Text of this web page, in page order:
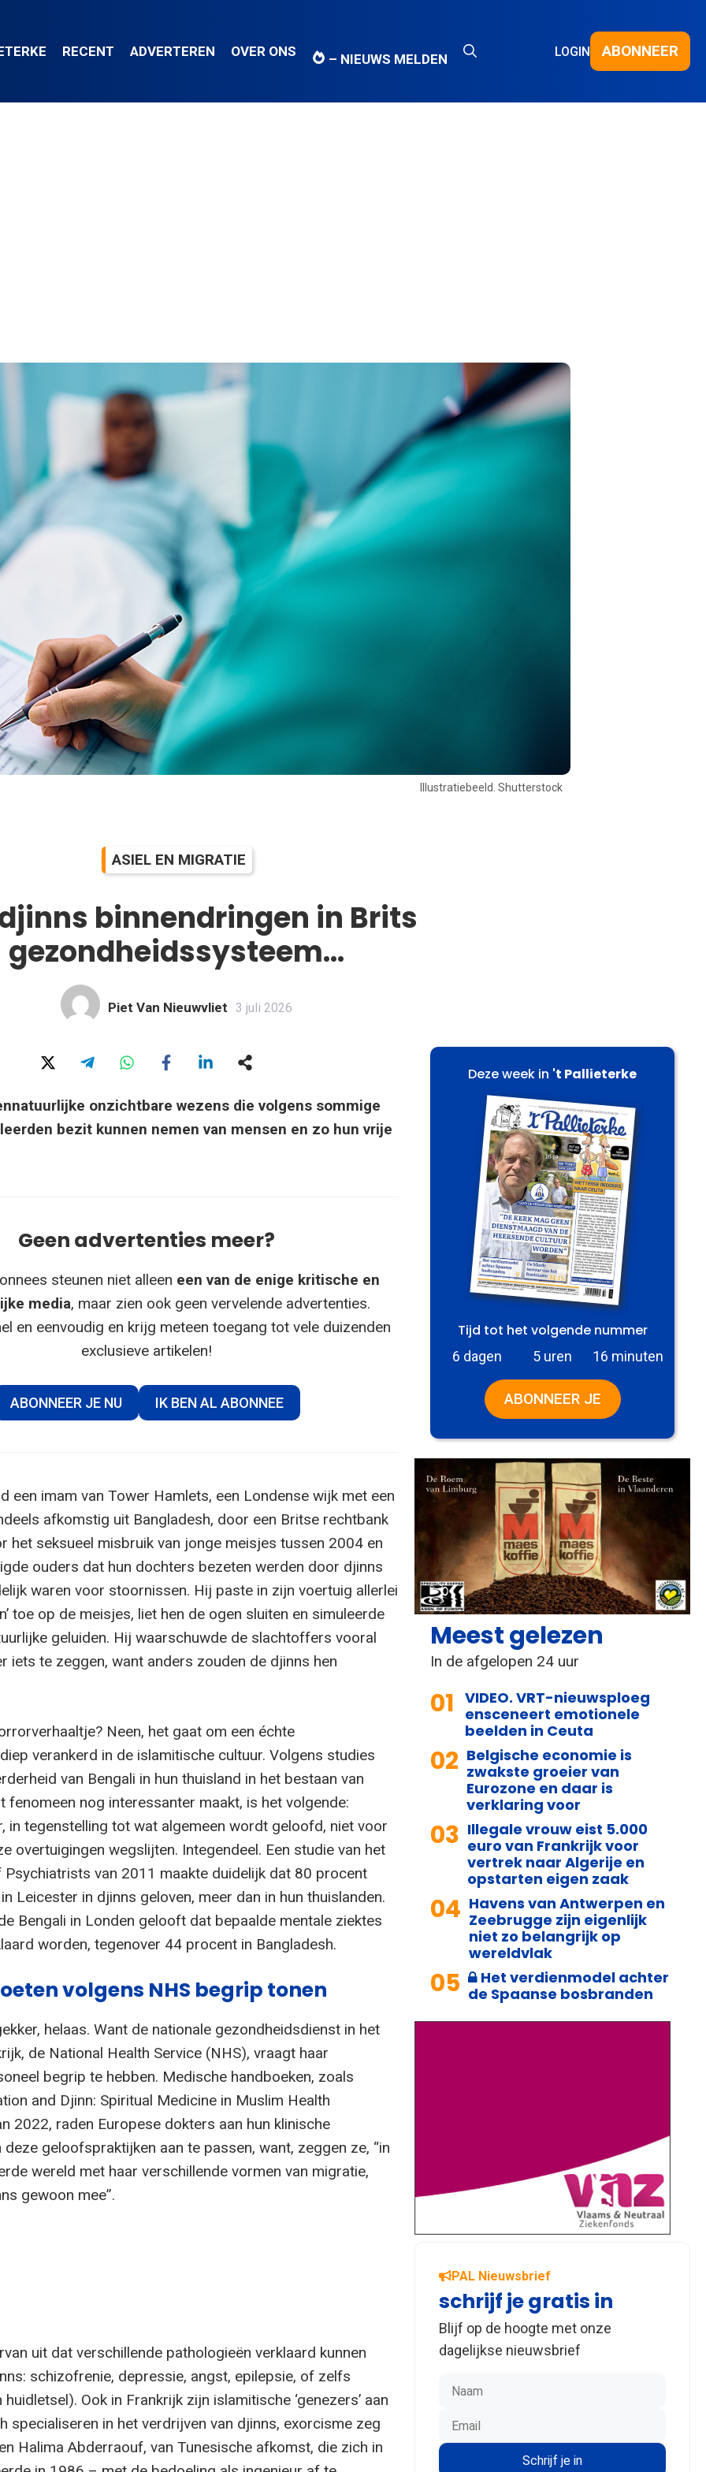
RECENT ADVERTEREN OVER ONS – NIEUWS MELDEN LOGIN ABONNEER
Illustratiebeeld. Shutterstock
ASIEL EN MIGRATIE
binnendringen in Brits
gezondheidssysteem…
Piet Van Nieuwvliet 3 juli 2026
onzichtbare wezens die volgens sommige
bezit kunnen nemen van mensen en zo hun vrije
Geen advertenties meer?
steunen niet alleen een van de enige kritische en
media, maar zien ook geen vervelende advertenties.
en eenvoudig en krijg meteen toegang tot vele duizenden
exclusieve artikelen!
ABONNEER JE NU IK BEN AL ABONNEE
een imam van Tower Hamlets, een Londense wijk met een
afkomstig uit Bangladesh, door een Britse rechtbank
het seksueel misbruik van jonge meisjes tussen 2004 en
ouders dat hun dochters bezeten werden door djinns
waren voor stoornissen. Hij paste in zijn voertuig allerlei
toe op de meisjes, liet hen de ogen sluiten en simuleerde
geluiden. Hij waarschuwde de slachtoffers vooral
iets te zeggen, want anders zouden de djinns hen
Neen, het gaat om een échte
verankerd in de islamitische cultuur. Volgens studies
van Bengali in hun thuisland in het bestaan van
fenomeen nog interessanter maakt, is het volgende:
in tegenstelling tot wat algemeen wordt geloofd, niet voor
overtuigingen wegslijten. Integendeel. Een studie van het
Psychiatrists van 2011 maakte duidelijk dat 80 procent
Leicester in djinns geloven, meer dan in hun thuislanden.
Bengali in Londen gelooft dat bepaalde mentale ziektes
worden, tegenover 44 procent in Bangladesh.
volgens NHS begrip tonen
helaas. Want de nationale gezondheidsdienst in het
de National Health Service (NHS), vraagt haar
begrip te hebben. Medische handboeken, zoals
and Djinn: Spiritual Medicine in Muslim Health
2022, raden Europese dokters aan hun klinische
deze geloofspraktijken aan te passen, want, zeggen ze, “in
wereld met haar verschillende vormen van migratie,
gewoon mee”.
uit dat verschillende pathologieën verklaard kunnen
schizofrenie, depressie, angst, epilepsie, of zelfs
Ook in Frankrijk zijn islamitische ‘genezers’ aan
specialiseren in het verdrijven van djinns, exorcisme zeg
Halima Abderraouf, van Tunesische afkomst, die zich in
Deze week in 't Pallieterke
Tijd tot het volgende nummer
6 dagen 5 uren 16 minuten
ABONNEER JE
Meest gelezen
In de afgelopen 24 uur
01 VIDEO. VRT-nieuwsploeg
ensceneert emotionele
beelden in Ceuta
02 Belgische economie is
zwakste groeier van
Eurozone en daar is
verklaring voor
03 Illegale vrouw eist 5.000
euro van Frankrijk voor
vertrek naar Algerije en
opstarten eigen zaak
04 Havens van Antwerpen en
Zeebrugge zijn eigenlijk
niet zo belangrijk op
wereldvlak
05
Het verdienmodel achter
de Spaanse bosbranden
PAL Nieuwsbrief
schrijf je gratis in
Blijf op de hoogte met onze
dagelijkse nieuwsbrief